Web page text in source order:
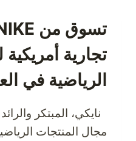
تجارية
الرياضية في
نايكي، المبتكر
مجال المنتجات